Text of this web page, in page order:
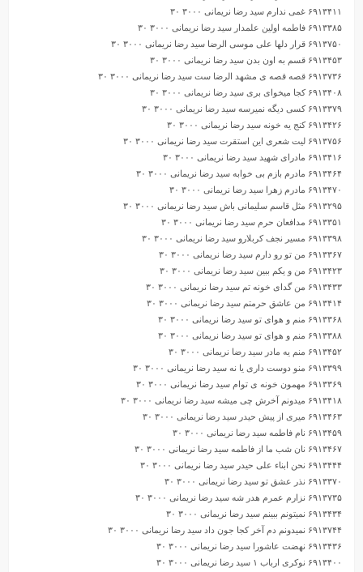
۶۹۱۳۴۱۱ غمی ندارم سید رضا نریمانی ۳۰۰۰ ۳۰
۶۹۱۳۳۸۵ فاطمه اولین علمدار سید رضا نریمانی ۳۰۰۰ ۳۰
۶۹۱۳۷۵۰ قرار دلها علی موسی الرضا سید رضا نریمانی ۳۰۰۰ ۳۰
۶۹۱۳۴۵۳ قسم به اون بدن سید رضا نریمانی ۳۰۰۰ ۳۰
۶۹۱۳۷۳۶ قصه قصه ی مشهد الرضا ست سید رضا نریمانی ۳۰۰۰ ۳۰
۶۹۱۳۴۰۸ کجا میخوای بری سید رضا نریمانی ۳۰۰۰ ۳۰
۶۹۱۳۳۷۹ کسی دیگه نمیرسه سید رضا نریمانی ۳۰۰۰ ۳۰
۶۹۱۳۴۲۶ کنج یه خونه سید رضا نریمانی ۳۰۰۰ ۳۰
۶۹۱۳۷۵۶ لیت شعری این استقرت سید رضا نریمانی ۳۰۰۰ ۳۰
۶۹۱۳۴۱۶ مادرای شهید سید رضا نریمانی ۳۰۰۰ ۳۰
۶۹۱۳۴۶۴ مادرم بازم بی خوابه سید رضا نریمانی ۳۰۰۰ ۳۰
۶۹۱۳۴۷۰ مادرم زهرا سید رضا نریمانی ۳۰۰۰ ۳۰
۶۹۱۳۲۹۵ مثل قاسم سلیمانی باش سید رضا نریمانی ۳۰۰۰ ۳۰
۶۹۱۳۳۵۱ مدافعان حرم سید رضا نریمانی ۳۰۰۰ ۳۰
۶۹۱۳۳۹۸ مسیر نجف کربلارو سید رضا نریمانی ۳۰۰۰ ۳۰
۶۹۱۳۳۶۷ من تو رو دارم سید رضا نریمانی ۳۰۰۰ ۳۰
۶۹۱۳۴۲۳ من و یکم ببین سید رضا نریمانی ۳۰۰۰ ۳۰
۶۹۱۳۴۳۳ من گدای خونه تم سید رضا نریمانی ۳۰۰۰ ۳۰
۶۹۱۳۴۱۴ من عاشق حرمتم سید رضا نریمانی ۳۰۰۰ ۳۰
۶۹۱۳۳۶۸ منم و هوای تو سید رضا نریمانی ۳۰۰۰ ۳۰
۶۹۱۳۳۸۸ منم و هوای تو سید رضا نریمانی ۳۰۰۰ ۳۰
۶۹۱۳۴۵۲ منم یه مادر سید رضا نریمانی ۳۰۰۰ ۳۰
۶۹۱۳۳۹۹ منو دوست داری یا نه سید رضا نریمانی ۳۰۰۰ ۳۰
۶۹۱۳۳۶۹ مهمون خونه ی توام سید رضا نریمانی ۳۰۰۰ ۳۰
۶۹۱۳۴۱۸ میدونم آخرش چی میشه سید رضا نریمانی ۳۰۰۰ ۳۰
۶۹۱۳۴۶۳ میری از پیش حیدر سید رضا نریمانی ۳۰۰۰ ۳۰
۶۹۱۳۴۵۹ نام فاطمه سید رضا نریمانی ۳۰۰۰ ۳۰
۶۹۱۳۴۶۷ نان شب ما از فاطمه سید رضا نریمانی ۳۰۰۰ ۳۰
۶۹۱۳۴۴۴ نحن ابناء علی حیدر سید رضا نریمانی ۳۰۰۰ ۳۰
۶۹۱۳۳۷۰ نذر عشق تو سید رضا نریمانی ۳۰۰۰ ۳۰
۶۹۱۳۷۳۵ نزارم عمرم هدر شه سید رضا نریمانی ۳۰۰۰ ۳۰
۶۹۱۳۴۳۴ نمیتونم ببینم سید رضا نریمانی ۳۰۰۰ ۳۰
۶۹۱۳۷۴۴ نمیدونم دم آخر کجا جون داد سید رضا نریمانی ۳۰۰۰ ۳۰
۶۹۱۳۴۳۶ نهضت عاشورا سید رضا نریمانی ۳۰۰۰ ۳۰
۶۹۱۳۴۰۰ نوکری ارباب ۱ سید رضا نریمانی ۳۰۰۰ ۳۰